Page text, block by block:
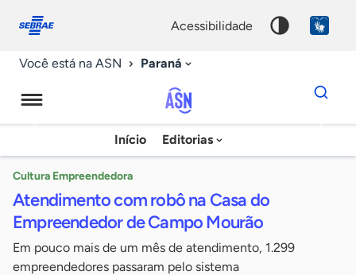
conosco
acessibilidade
Você está na ASN Paraná
Agência
Sebrae
Notícias
Início Editorias
Dados
para
chave
Cultura Empreendedora
Atendimento com robô na Casa do
Empreendedor de Campo Mourão
Em pouco mais de um mês de atendimento, 1.299
empreendedores passaram pelo sistema